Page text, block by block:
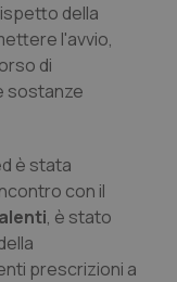
della
l'avvio,
di
sostanze
è stata
con il
, è stato
prescrizioni a